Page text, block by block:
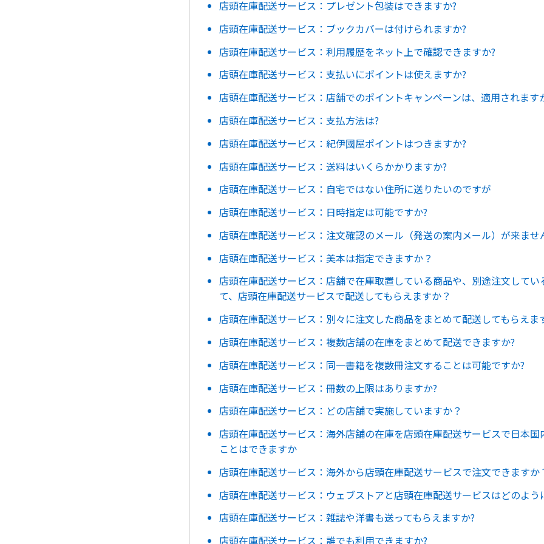
店頭在庫配送サービス：プレゼント包装はできますか?
店頭在庫配送サービス：ブックカバーは付けられますか?
店頭在庫配送サービス：利用履歴をネット上で確認できますか?
店頭在庫配送サービス：支払いにポイントは使えますか?
店頭在庫配送サービス：店舗でのポイントキャンペーンは、適用されます
店頭在庫配送サービス：支払方法は?
店頭在庫配送サービス：紀伊國屋ポイントはつきますか?
店頭在庫配送サービス：送料はいくらかかりますか?
店頭在庫配送サービス：自宅ではない住所に送りたいのですが
店頭在庫配送サービス：日時指定は可能ですか?
店頭在庫配送サービス：注文確認のメール（発送の案内メール）が来ませ
店頭在庫配送サービス：美本は指定できますか？
店頭在庫配送サービス：店舗で在庫取置している商品や、別途注文してい
て、店頭在庫配送サービスで配送してもらえますか？
店頭在庫配送サービス：別々に注文した商品をまとめて配送してもらえま
店頭在庫配送サービス：複数店舗の在庫をまとめて配送できますか?
店頭在庫配送サービス：同一書籍を複数冊注文することは可能ですか?
店頭在庫配送サービス：冊数の上限はありますか?
店頭在庫配送サービス：どの店舗で実施していますか？
店頭在庫配送サービス：海外店舗の在庫を店頭在庫配送サービスで日本国
ことはできますか
店頭在庫配送サービス：海外から店頭在庫配送サービスで注文できますか
店頭在庫配送サービス：ウェブストアと店頭在庫配送サービスはどのよう
店頭在庫配送サービス：雑誌や洋書も送ってもらえますか?
店頭在庫配送サービス：誰でも利用できますか?